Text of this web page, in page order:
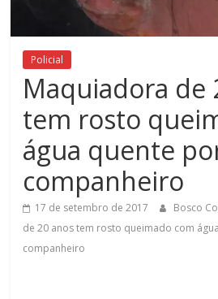
Policial
Maquiadora de
tem rosto
água quente
companheiro
17 de setembro de 2017 Bosco
de 20 anos tem rosto queimado com
companheiro